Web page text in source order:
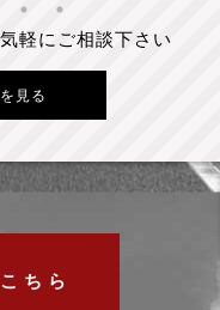
軽にご相談下さい
を見る
ちら